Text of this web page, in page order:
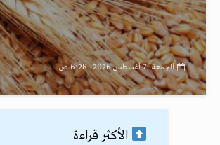
الجمعة، 7 أغسطس 2026، 6:28 ص
الأكثر قراءة